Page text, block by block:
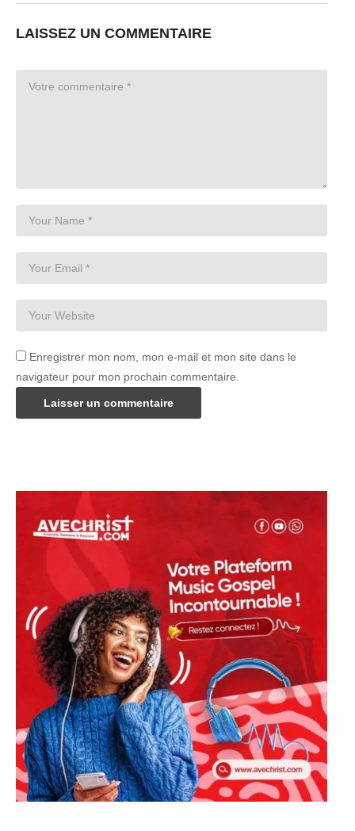
LAISSEZ UN COMMENTAIRE
Enregistrer mon nom, mon e-mail et mon site dans le
navigateur pour mon prochain commentaire.